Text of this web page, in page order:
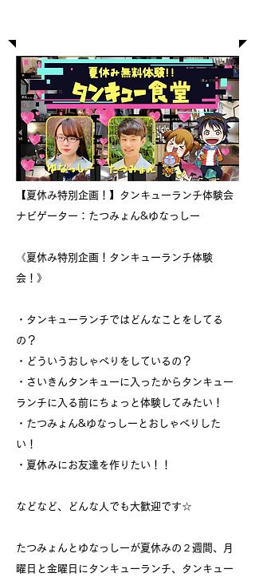
【夏休み特別企画！】タンキューランチ体験会
ナビゲーター：たつみょん&ゆなっしー
《夏休み特別企画！タンキューランチ体験
会！》
・タンキューランチではどんなことをしてる
の？
・どういうおしゃべりをしているの？
・さいきんタンキューに入ったからタンキュー
ランチに入る前にちょっと体験してみたい！
・たつみょん&ゆなっしーとおしゃべりした
い！
・夏休みにお友達を作りたい！！
などなど、どんな人でも大歓迎です☆
たつみょんとゆなっしーが夏休みの２週間、月
曜日と金曜日にタンキューランチ、タンキュー